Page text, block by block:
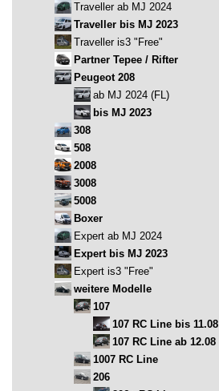
Traveller ab MJ 2024
Traveller bis MJ 2023
Traveller is3 "Free"
Partner Tepee / Rifter
Peugeot 208
ab MJ 2024 (FL)
bis MJ 2023
308
508
2008
3008
5008
Boxer
Expert ab MJ 2024
Expert bis MJ 2023
Expert is3 "Free"
weitere Modelle
107
107 RC Line bis 11.08
107 RC Line ab 12.08
1007 RC Line
206